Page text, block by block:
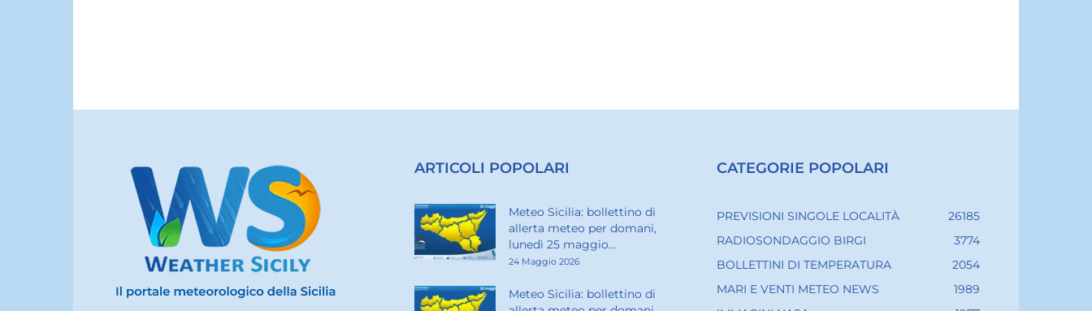
ARTICOLI POPOLARI
Meteo Sicilia: bollettino di
allerta meteo per domani,
lunedì 25 maggio...
24 Maggio 2026
Meteo Sicilia: bollettino di
CATEGORIE POPOLARI
PREVISIONI SINGOLE LOCALITÀ
26185
RADIOSONDAGGIO BIRGI
3774
BOLLETTINI DI TEMPERATURA
2054
MARI E VENTI METEO NEWS
1989